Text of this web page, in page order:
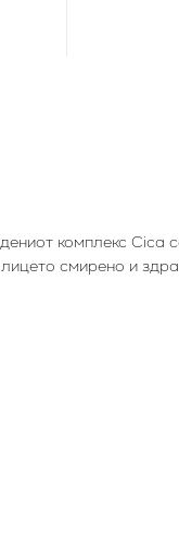
комплекс
смирено и